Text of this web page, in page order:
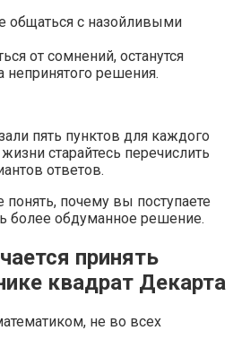
общаться с назойливыми
от сомнений, останутся
непринятого решения.
пять пунктов для каждого
старайтесь перечислить
ответов.
почему вы поступаете
более обдуманное решение.
принять
квадрат Декарта
не во всех